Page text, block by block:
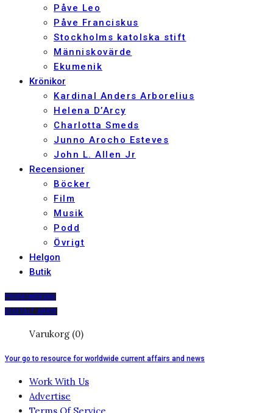
Påve Leo
Påve Franciskus
Stockholms katolska stift
Människovärde
Ekumenik
Krönikor
Kardinal Anders Arborelius
Helena D’Arcy
Charlotta Smeds
Junno Arocho Esteves
John L. Allen Jr
Recensioner
Böcker
Film
Musik
Podd
Övrigt
Helgon
Butik
PRENUMERERA
DIGITALT ARKIV
Varukorg (0)
Your go to resource for worldwide current affairs and news
Work With Us
Advertise